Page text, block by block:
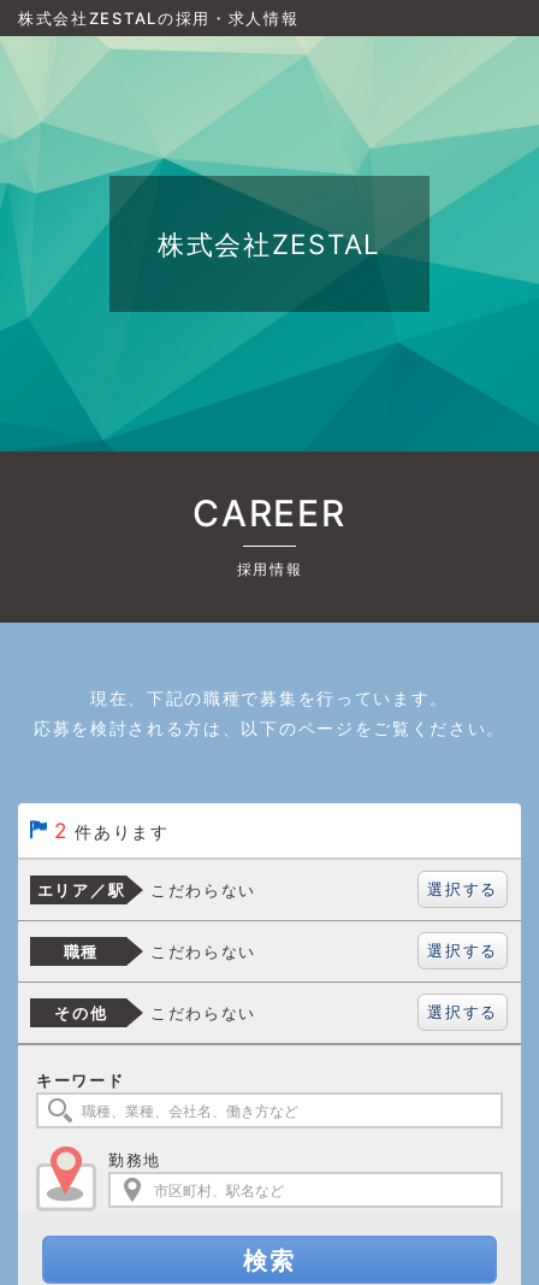
株式会社ZESTALの採用・求人情報
株式会社ZESTAL
CAREER
採用情報
現在、下記の職種で募集を行っています。
応募を検討される方は、以下のページをご覧ください。
2 件あります
エリア／駅 こだわらない 選択する
職種 こだわらない 選択する
その他 こだわらない 選択する
キーワード
勤務地
検索